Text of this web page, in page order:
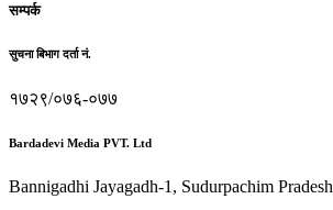
सम्पर्क
सुचना बिभाग दर्ता नं.
१७२९/०७६-०७७
Bardadevi Media PVT. Ltd
Bannigadhi Jayagadh-1, Sudurpachim Pradesh